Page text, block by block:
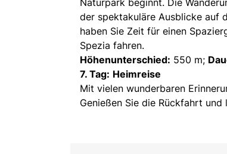
der spektakuläre Ausblicke auf
haben Sie Zeit für einen
Spezia fahren.
Höhenunterschied: 550 m;
7. Tag: Heimreise
Mit vielen wunderbaren
Genießen Sie die Rückfahrt und